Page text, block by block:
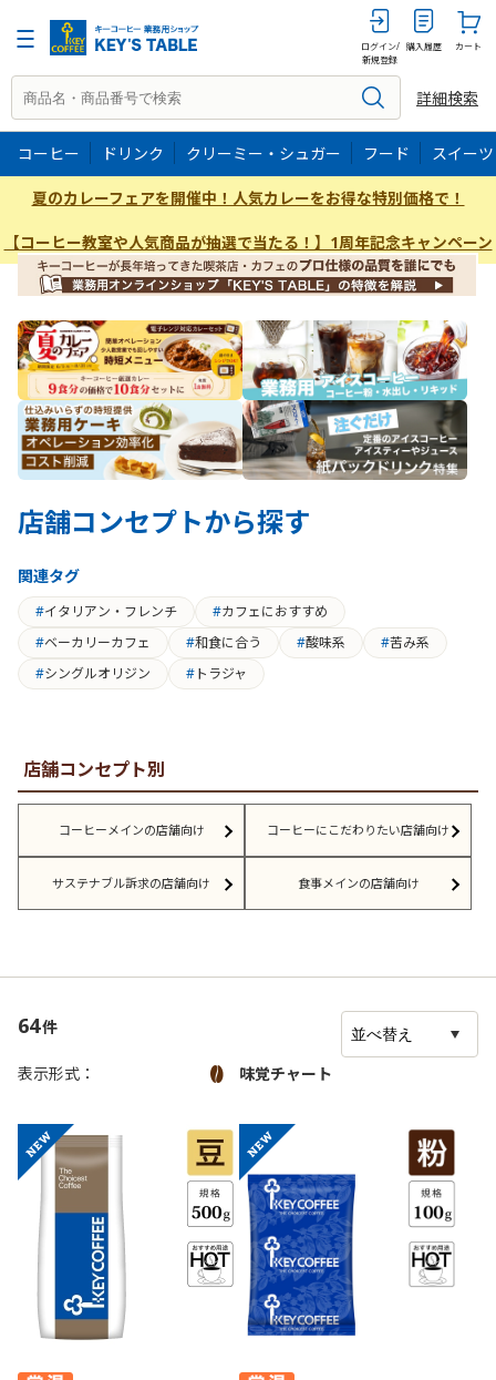
ログイン/
新規登録
購入履歴 カート
詳細検索
コーヒー ドリンク クリーミー・シュガー フード スイーツ
夏のカレーフェアを開催中！人気カレーをお得な特別価格で！
【コーヒー教室や人気商品が抽選で当たる！】1周年記念キャンペーン
店舗コンセプトから探す
関連タグ
イタリアン・フレンチ
カフェにおすすめ
ベーカリーカフェ
和食に合う 酸味系
苦み系
シングルオリジン
トラジャ
店舗コンセプト別
コーヒーメインの店舗向け コーヒーにこだわりたい店舗向け
サステナブル訴求の店舗向け 食事メインの店舗向け
64件
表示形式： 味覚チャート